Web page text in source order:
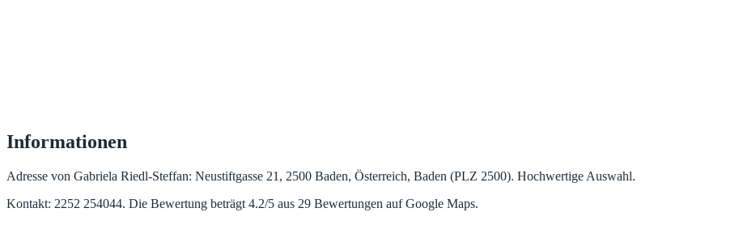
Informationen
Adresse von Gabriela Riedl-Steffan: Neustiftgasse 21, 2500 Baden, Österreich, Baden (PLZ 2500). Hochwertige Auswahl.
Kontakt: 2252 254044. Die Bewertung beträgt 4.2/5 aus 29 Bewertungen auf Google Maps.